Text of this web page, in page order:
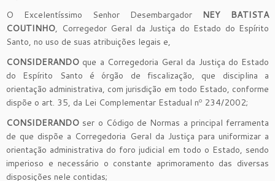
O Excelentíssimo Senhor Desembargador NEY BATISTA
COUTINHO, Corregedor Geral da Justiça do Estado do Espírito
Santo, no uso de suas atribuições legais e,
CONSIDERANDO que a Corregedoria Geral da Justiça do Estado
do Espírito Santo é órgão de fiscalização, que disciplina a
orientação administrativa, com jurisdição em todo Estado, conforme
dispõe o art. 35, da Lei Complementar Estadual nº 234/2002;
CONSIDERANDO ser o Código de Normas a principal ferramenta
de que dispõe a Corregedoria Geral da Justiça para uniformizar a
orientação administrativa do foro judicial em todo o Estado, sendo
imperioso e necessário o constante aprimoramento das diversas
disposições nele contidas;